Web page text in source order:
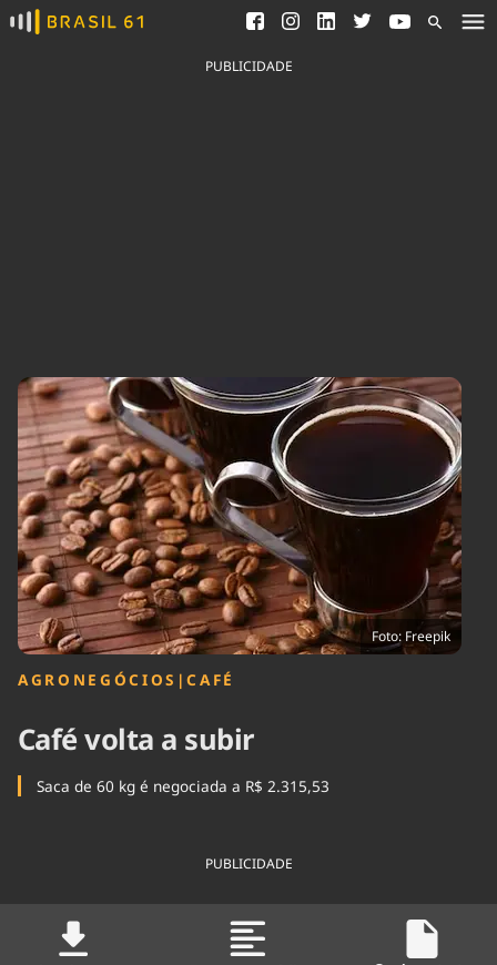
Ver todas as notícias
Saneamento
Indicadores
Agronegócios
Brasil
Brasil Mineral
Ciência &
Tecnologia
Cinema
Comportamento
Cultura
Economia
Educação
Infraestrutura
Internacional
Meio Ambiente
Podcast
Saúde
Tempo
PUBLICIDADE
Foto: Freepik
AGRONEGÓCIOS |CAFÉ
Café volta a subir
Saca de 60 kg é negociada a R$ 2.315,53
PUBLICIDADE